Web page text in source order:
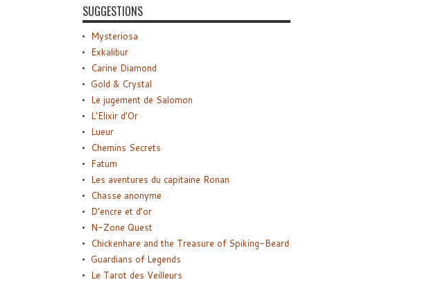
SUGGESTIONS
Mysteriosa
Exkalibur
Carine Diamond
Gold & Crystal
Le jugement de Salomon
L’Elixir d’Or
Lueur
Chemins Secrets
Fatum
Les aventures du capitaine Ronan
Chasse anonyme
D’encre et d’or
N-Zone Quest
Chickenhare and the Treasure of Spiking-Beard
Guardians of Legends
Le Tarot des Veilleurs